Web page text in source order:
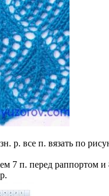
р. все п. вязать по
7 п. перед раппортом и